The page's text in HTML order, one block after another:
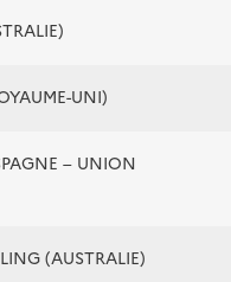
UNI)
– UNION
(AUSTRALIE)